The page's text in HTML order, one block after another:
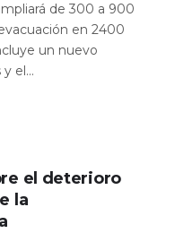
de 300 a 900
en 2400
un nuevo
el...
el deterioro
la